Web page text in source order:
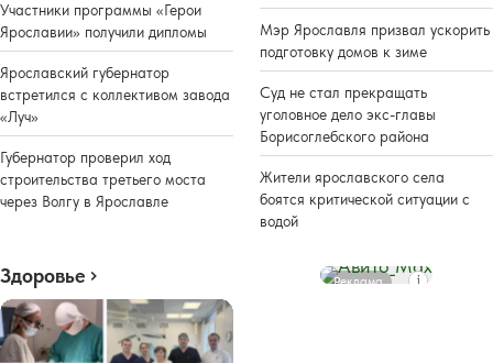
Участники программы «Герои
Ярославии» получили дипломы
Ярославский губернатор
встретился с коллективом завода
«Луч»
Губернатор проверил ход
строительства третьего моста
через Волгу в Ярославле
Мэр Ярославля призвал ускорить
подготовку домов к зиме
Суд не стал прекращать
уголовное дело экс-главы
Борисоглебского района
Жители ярославского села
боятся критической ситуации с
водой
Здоровье Реклама